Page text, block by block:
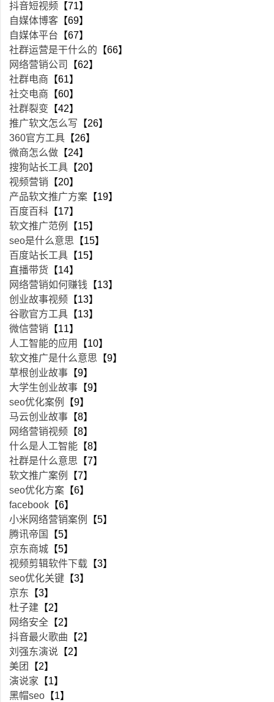
抖音短视频 【71】
自媒体博客 【69】
自媒体平台 【67】
社群运营是干什么的 【66】
网络营销公司
【62】
社群电商 【61】
社交电商 【60】
社群裂变 【42】
推广软文怎么写 【26】
360官方工具 【26】
微商怎么做 【24】
搜狗站长工具 【20】
视频营销 【20】
产品软文推广方案 【19】
百度百科 【17】
软文推广范例
【15】
seo是什么意思 【15】
百度站长工具 【15】
直播带货 【14】
网络营销如何赚钱 【13】
创业故事视频 【13】
谷歌官方工具 【13】
微信营销 【11】
人工智能的应用
【10】
软文推广是什么意思 【9】
草根创业故事 【9】
大学生创业故事 【9】
seo优化案例
【9】
马云创业故事 【8】
网络营销视频 【8】
什么是人工智能 【8】
社群是什么意思 【7】
软文推广案例
【7】
seo优化方案 【6】
facebook 【6】
小米网络营销案例
【5】
腾讯帝国
【5】
京东商城 【5】
视频剪辑软件下载 【3】
seo优化关键 【3】
京东 【3】
杜子建 【2】
网络安全 【2】
抖音最火歌曲 【2】
刘强东演说 【2】
美团
【2】
演说家 【1】
黑帽seo 【1】